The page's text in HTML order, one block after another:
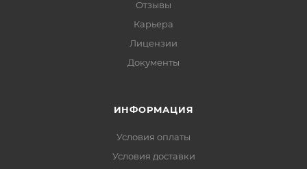
Отзывы
Карьера
Лицензии
Документы
ИНФОРМАЦИЯ
Условия оплаты
Условия доставки